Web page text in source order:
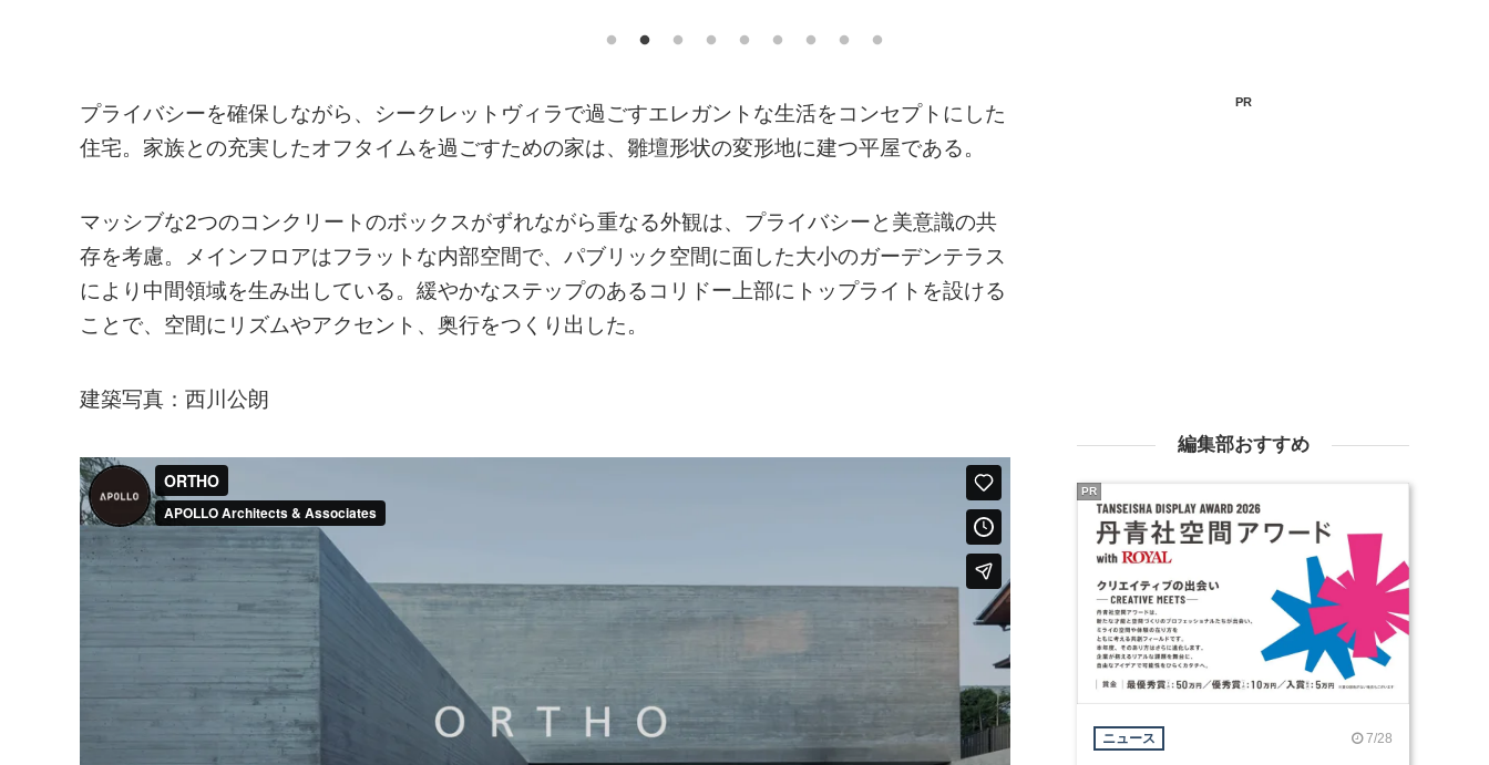
プライバシーを確保しながら、シークレットヴィラで過ごすエレガントな生活をコンセプトにした
住宅。家族との充実したオフタイムを過ごすための家は、雛壇形状の変形地に建つ平屋である。
マッシブな2つのコンクリートのボックスがずれながら重なる外観は、プライバシーと美意識の共
存を考慮。メインフロアはフラットな内部空間で、パブリック空間に面した大小のガーデンテラス
により中間領域を生み出している。緩やかなステップのあるコリドー上部にトップライトを設ける
ことで、空間にリズムやアクセント、奥行をつくり出した。
建築写真：西川公朗
PR
編集部おすすめ
ニュース 7/28
PR